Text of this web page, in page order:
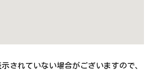
されていない場合がございますので、